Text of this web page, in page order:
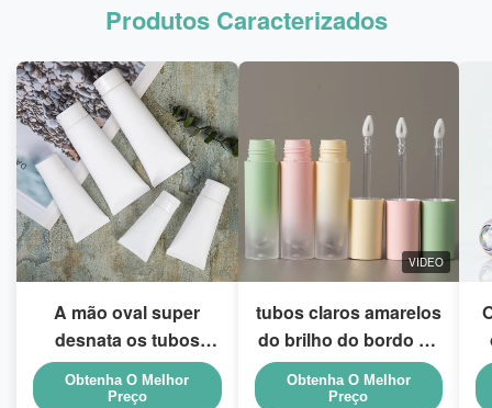
Produtos Caracterizados
A mão oval super
desnata os tubos
cosméticos vazios
que empacotam 5ml a
Obtenha O Melhor
Preço
VIDEO
tubos claros amarelos
do brilho do bordo da
varinha do rosa PETG
do verde do
Obtenha O Melhor
Preço